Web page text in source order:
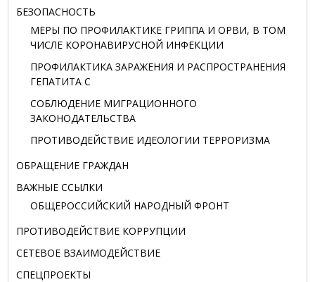
БЕЗОПАСНОСТЬ
МЕРЫ ПО ПРОФИЛАКТИКЕ ГРИППА И ОРВИ, В ТОМ
ЧИСЛЕ КОРОНАВИРУСНОЙ ИНФЕКЦИИ
ПРОФИЛАКТИКА ЗАРАЖЕНИЯ И РАСПРОСТРАНЕНИЯ
ГЕПАТИТА С
СОБЛЮДЕНИЕ МИГРАЦИОННОГО
ЗАКОНОДАТЕЛЬСТВА
ПРОТИВОДЕЙСТВИЕ ИДЕОЛОГИИ ТЕРРОРИЗМА
ОБРАЩЕНИЕ ГРАЖДАН
ВАЖНЫЕ ССЫЛКИ
ОБЩЕРОССИЙСКИЙ НАРОДНЫЙ ФРОНТ
ПРОТИВОДЕЙСТВИЕ КОРРУПЦИИ
СЕТЕВОЕ ВЗАИМОДЕЙСТВИЕ
СПЕЦПРОЕКТЫ